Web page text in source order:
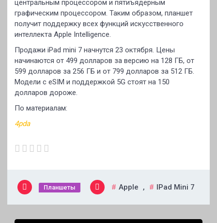
центральным процессором и пятиъядерным
графическим процессором. Таким образом, планшет
получит поддержку всех функций искусственного
интеллекта Apple Intelligence.
Продажи iPad mini 7 начнутся 23 октября. Цены
начинаются от 499 долларов за версию на 128 ГБ, от
599 долларов за 256 ГБ и от 799 долларов за 512 ГБ.
Модели с eSIM и поддержкой 5G стоят на 150
долларов дороже.
По материалам:
4pda
Планшеты Apple , IPad Mini 7
Навигация